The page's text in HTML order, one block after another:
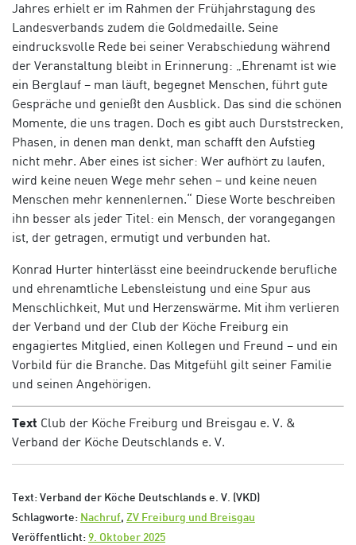
Jahres erhielt er im Rahmen der Frühjahrstagung des
Landesverbands zudem die Goldmedaille. Seine
eindrucksvolle Rede bei seiner Verabschiedung während
der Veranstaltung bleibt in Erinnerung: „Ehrenamt ist wie
ein Berglauf – man läuft, begegnet Menschen, führt gute
Gespräche und genießt den Ausblick. Das sind die schönen
Momente, die uns tragen. Doch es gibt auch Durststrecken,
Phasen, in denen man denkt, man schafft den Aufstieg
nicht mehr. Aber eines ist sicher: Wer aufhört zu laufen,
wird keine neuen Wege mehr sehen – und keine neuen
Menschen mehr kennenlernen.“ Diese Worte beschreiben
ihn besser als jeder Titel: ein Mensch, der vorangegangen
ist, der getragen, ermutigt und verbunden hat.
Konrad Hurter hinterlässt eine beeindruckende berufliche
und ehrenamtliche Lebensleistung und eine Spur aus
Menschlichkeit, Mut und Herzenswärme. Mit ihm verlieren
der Verband und der Club der Köche Freiburg ein
engagiertes Mitglied, einen Kollegen und Freund – und ein
Vorbild für die Branche. Das Mitgefühl gilt seiner Familie
und seinen Angehörigen.
Text Club der Köche Freiburg und Breisgau e. V. &
Verband der Köche Deutschlands e. V.
Text: Verband der Köche Deutschlands e. V. (VKD)
Schlagworte: Nachruf, ZV Freiburg und Breisgau
Veröffentlicht: 9. Oktober 2025